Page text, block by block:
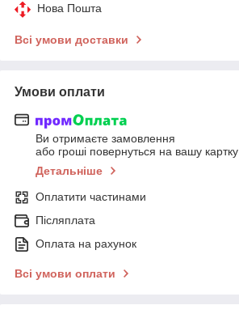
Нова Пошта
Всі умови доставки
Умови оплати
Ви отримаєте замовлення
або гроші повернуться на вашу картку
Детальніше
Оплатити частинами
Післяплата
Оплата на рахунок
Всі умови оплати